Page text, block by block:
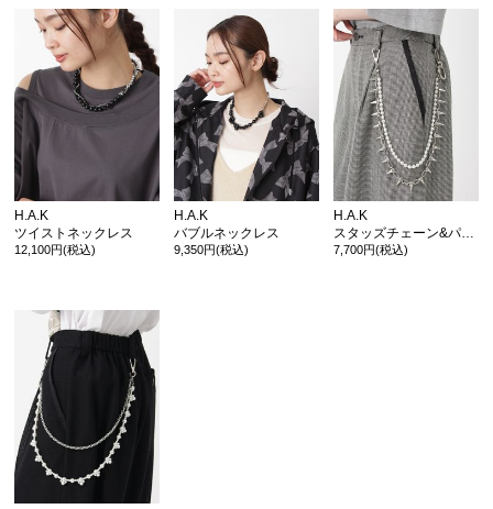
販サイト
H.A.K
ツイストネックレス
12,100円(税込)
H.A.K
バブルネックレス
9,350円(税込)
H.A.K
スタッズチェーン&パール マルチチェーン
7,700円(税込)